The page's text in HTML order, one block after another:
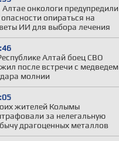
Алтае онкологи предупредили
опираться на
ИИ для выбора лечения
Алтай боец СВО
после встречи с медведем
молнии
жителей Колымы
за нелегальную
драгоценных металлов